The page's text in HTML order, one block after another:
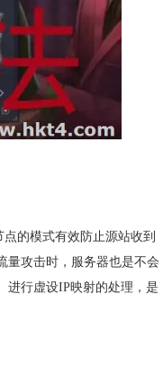
的模式有效防止源站收到
量攻击时，服务器也是不会
进行虚设IP映射的处理，是